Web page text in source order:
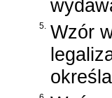
5. Wzór